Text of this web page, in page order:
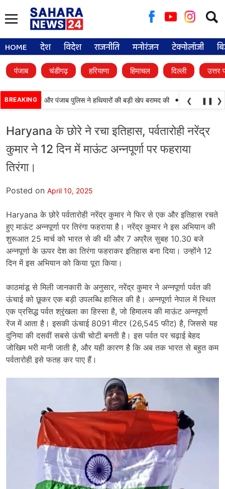
for:
HOME देश विदेश राजनीति मनोरंजन टेक्नोलॉजी
पंजाब चंडीगढ़ हरियाणा हिमाचल दिल्ली उत्तर
BREAKINGBSF और पंजाब पुलिस ने हथियारों की बड़ी खेप बरामद की • अमन अरोड़ा ने
❮ ❚❚ ❯
Haryana के छोरे ने रचा इतिहास, पर्वतारोही नरेंद्र
कुमार ने 12 दिन में माऊंट अन्नपूर्णा पर फहराया
तिरंगा।
Posted on April 10, 2025
Haryana के छोरे पर्वतारोही नरेंद्र कुमार ने फिर से एक और इतिहास रचते
हुए माऊंट अन्नपूर्णा पर तिरंगा फहराया है। नरेंद्र कुमार ने इस अभियान की
शुरूआत 25 मार्च को भारत से की थी और 7 अप्रैल सुबह 10.30 बजे
अन्नपूर्णा के ऊपर देश का तिरंगा फहराकर इतिहास बना दिया। उन्होंने 12
दिन में इस अभियान को किया पूरा किया।
काठमांडू से मिली जानकारी के अनुसार, नरेंद्र कुमार ने अन्नपूर्णा पर्वत की
ऊंचाई को छूकर एक बड़ी उपलब्धि हासिल की है। अन्नपूर्णा नेपाल में स्थित
एक प्रसिद्ध पर्वत श्रृंखला का हिस्सा है, जो हिमालय की माऊंट अन्नपूर्णा
रेंज में आता है। इसकी ऊंचाई 8091 मीटर (26,545 फीट) है, जिससे यह
दुनिया की दसवीं सबसे ऊंची चोटी बनती है। इस पर्वत पर चढ़ाई बेहद
जोखिम भरी मानी जाती है, और यही कारण है कि अब तक भारत से बहुत कम
पर्वतारोही इसे फतह कर पाए हैं।